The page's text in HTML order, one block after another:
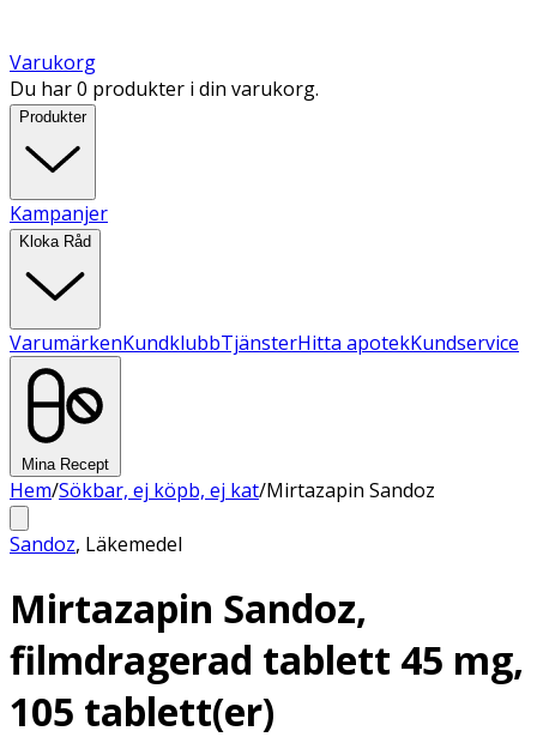
Varukorg
Du har 0 produkter i din varukorg.
Produkter
Kampanjer
Kloka Råd
VarumärkenKundklubbTjänsterHitta apotekKundservice
Mina Recept
Hem/Sökbar, ej köpb, ej kat/Mirtazapin Sandoz
Sandoz, Läkemedel
Mirtazapin Sandoz,
filmdragerad tablett 45 mg,
105 tablett(er)